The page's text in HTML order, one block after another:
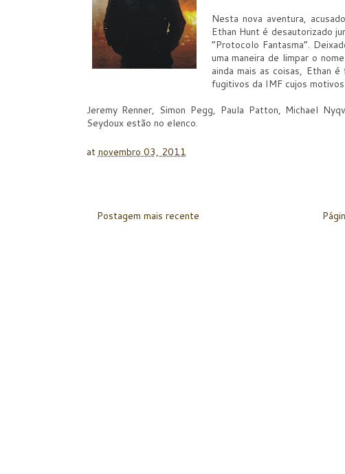
Nesta nova aventura,
Ethan Hunt é desautorizado
“Protocolo Fantasma”.
uma maneira de limpar o
ainda mais as coisas, Ethan
fugitivos da IMF cujos
Jeremy Renner, Simon Pegg, Paula Patton, Michael
Seydoux estão no elenco.
at novembro 03, 2011
Postagem mais recente